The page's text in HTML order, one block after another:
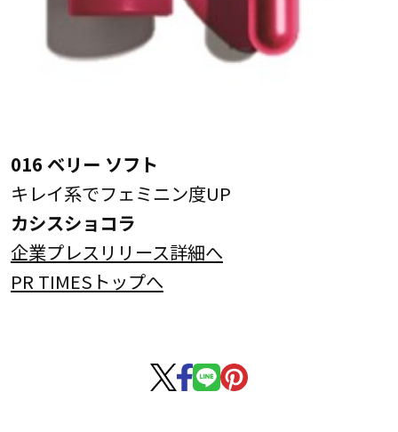
016 ベリー ソフト
キレイ系でフェミニン度UP
カシスショコラ
企業プレスリリース詳細へ
PR TIMESトップへ